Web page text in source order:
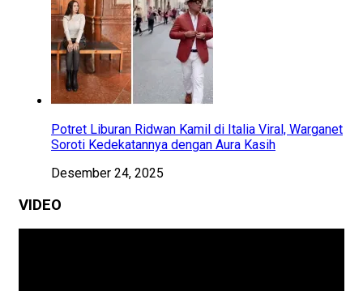
Potret Liburan Ridwan Kamil di Italia Viral, Warganet
Soroti Kedekatannya dengan Aura Kasih
Desember 24, 2025
VIDEO